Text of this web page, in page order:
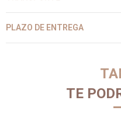
PLAZO DE ENTREGA
TE